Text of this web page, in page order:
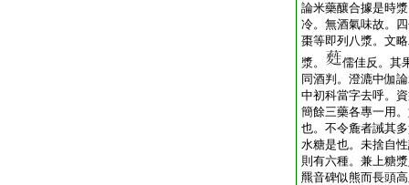
論米藥釀合據是時
冷。無酒氣味故。
棗等即列八漿。文
漿。
儒佳反。其
同酒判。澄漉中伽
中初科當字去呼。
簡餘三藥各專一用
也。不令麁者誡其
水糖是也。未捨自
則有六種。兼上糖
羆音碑似熊而長頭